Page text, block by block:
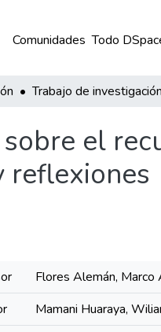
Comunidades Todo
Trabajo de investigación
el
reflexiones
Flores Alemán, Marco
Mamani Huaraya,